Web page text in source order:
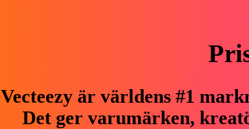
Vecteezy är världens #1
Det ger varumärken,